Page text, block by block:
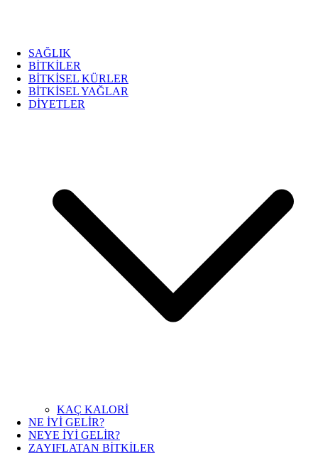
SAĞLIK
BİTKİLER
BİTKİSEL KÜRLER
BİTKİSEL YAĞLAR
DİYETLER
KAÇ KALORİ
NE İYİ GELİR?
NEYE İYİ GELİR?
ZAYIFLATAN BİTKİLER